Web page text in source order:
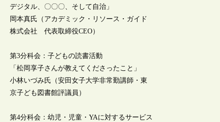
デジタル、〇〇〇、そして自治」
岡本真氏（アカデミック・リソース・ガイド
株式会社 代表取締役CEO）
第3分科会：子どもの読書活動
「松岡享子さんが教えてくださったこと」
小林いづみ氏（安田女子大学非常勤講師・東
京子ども図書館評議員）
第4分科会：幼児・児童・YAに対するサービス